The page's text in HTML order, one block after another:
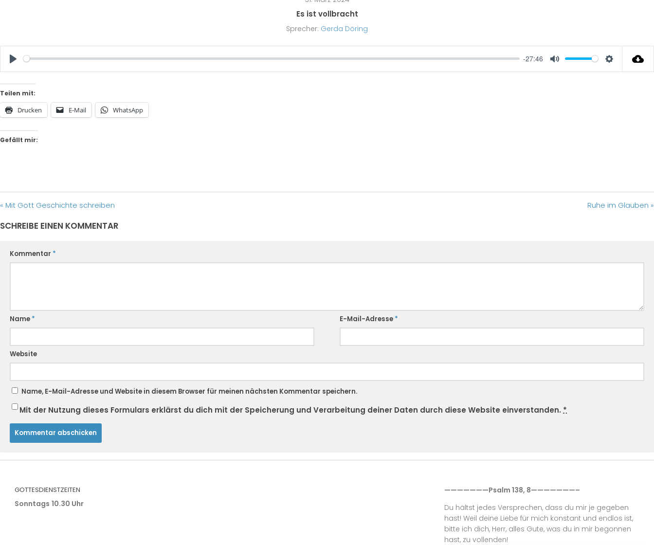
Es ist vollbracht
Sprecher: Gerda Döring
Play
-27:46
Mute Settings
Teilen mit:
Drucken E-Mail WhatsApp
Gefällt mir:
« Mit Gott Geschichte schreiben Ruhe im Glauben »
SCHREIBE EINEN KOMMENTAR
Kommentar *
Name * E-Mail-Adresse *
Website
Name, E-Mail-Adresse und Website in diesem Browser für meinen nächsten Kommentar speichern.
Mit der Nutzung dieses Formulars erklärst du dich mit der Speicherung und Verarbeitung deiner Daten durch diese Website einverstanden. *
GOTTESDIENSTZEITEN
Sonntags 10.30 Uhr
———————Psalm 138, 8———————–
Du hältst jedes Versprechen, dass du mir je gegeben
hast! Weil deine Liebe für mich konstant und endlos ist,
bitte ich dich, Herr, alles Gute, was du in mir begonnen
hast, zu vollenden!